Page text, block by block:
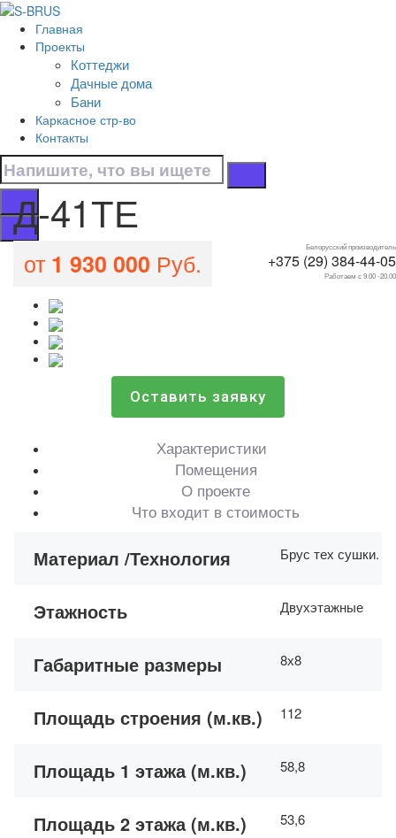
Перейти к контенту
Главная
Проекты
Коттеджи
Дачные дома
Бани
Каркасное стр-во
Контакты
Белорусский производитель
+375 (29) 384-44-05
Работаем с 9.00 -20.00
Д-41ТЕ
Все проекты домов
Д-41ТЕ
Д-41ТЕ
от 1 930 000 Руб.
Оставить заявку
Характеристики
Помещения
О проекте
Что входит в стоимость
Материал /Технология Брус тех сушки.
Этажность Двухэтажные
Габаритные размеры 8х8
Площадь строения (м.кв.) 112
Площадь 1 этажа (м.кв.) 58,8
Площадь 2 этажа (м.кв.) 53,6